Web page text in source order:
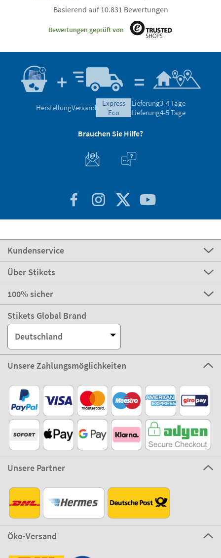
Basierend auf 10.831 Bewertungen
Bewertungen geprüft von
HerstellungVersand
express
eco
Lieferung3-4 Tage
Lieferung4-5 Tage
Brauchen Sie Hilfe?
Kundenservice
Über Stikets
100% sicher
Stikets Global Brand
Deutschland
Unsere Zahlungsmöglichkeiten
Unsere Partner
Öko-Versand